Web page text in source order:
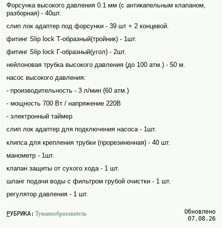
Форсунка высоко­го давления 0.1 мм (с антикапельным клапаном,
разборная) - 40шт.
слип лок адаптер под форсунки - 39 шт + 2 концевой.
фитинг Slip lock Т-образный(тройник) - 1шт.
фитинг Slip lock Г-образный(угол) - 2шт.
нейлоновая трубка высоко­го давления (до 100 атм.) - 50 м.
насос высоко­го давления:
- производительность - 3 л/мин (60 атм.)
- мощность 700 Вт / напряжение 220В
- электро­нный таймер
слип лок адаптер для подключения насоса - 1шт.
клипса для крепления трубки (прорезиненная) - 40 шт.
манометр - 1шт.
клапан защиты от сухого хода - 1 шт.
шланг подачи воды с фильтром грубой очистки - 1 шт.
регулятор давления - 1 шт.
РУБРИКА: Туманообразователь
Обновлено
07.08.26